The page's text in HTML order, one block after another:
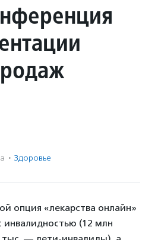
· Здоровье
опция «лекарства онлайн»
инвалидностью (12 млн